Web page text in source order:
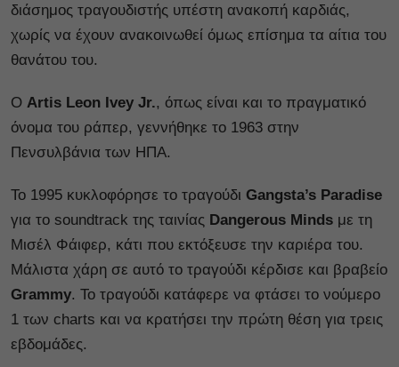
διάσημος τραγουδιστής υπέστη ανακοπή καρδιάς,
χωρίς να έχουν ανακοινωθεί όμως επίσημα τα αίτια του
θανάτου του.
Ο Artis Leon Ivey Jr., όπως είναι και το πραγματικό
όνομα του ράπερ, γεννήθηκε το 1963 στην
Πενσυλβάνια των ΗΠΑ.
Το 1995 κυκλοφόρησε το τραγούδι Gangsta’s Paradise
για το soundtrack της ταινίας Dangerous Minds με τη
Μισέλ Φάιφερ, κάτι που εκτόξευσε την καριέρα του.
Μάλιστα χάρη σε αυτό το τραγούδι κέρδισε και βραβείο
Grammy. Το τραγούδι κατάφερε να φτάσει το νούμερο
1 των charts και να κρατήσει την πρώτη θέση για τρεις
εβδομάδες.